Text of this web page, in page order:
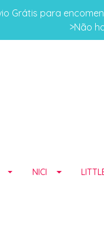
Grátis para
>Não
NICI